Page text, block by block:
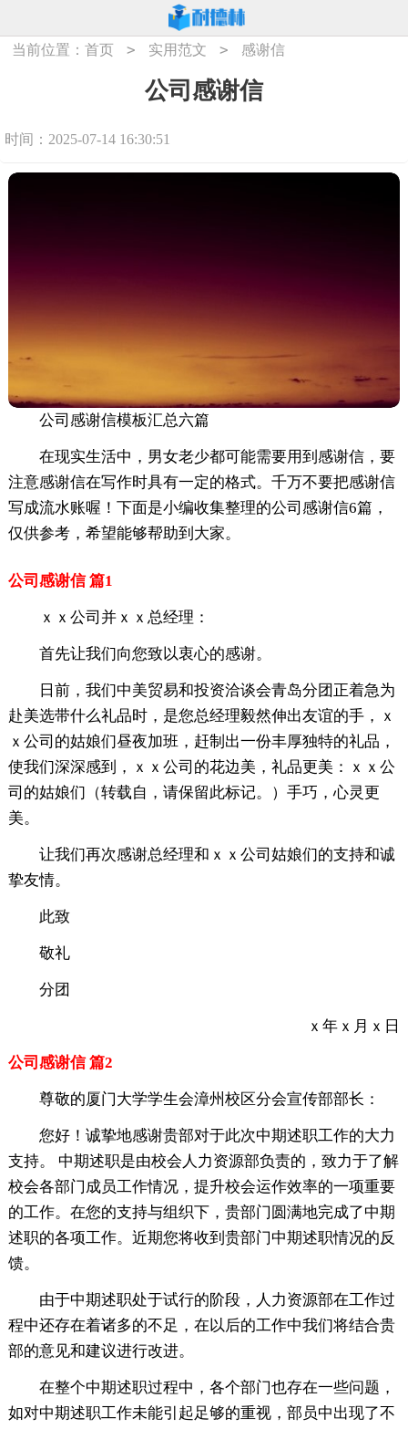
当前位置：首页 > 实用范文 > 感谢信
公司感谢信
时间：2025-07-14 16:30:51
公司感谢信模板汇总六篇
在现实生活中，男女老少都可能需要用到感谢信，要
注意感谢信在写作时具有一定的格式。千万不要把感谢信
写成流水账喔！下面是小编收集整理的公司感谢信6篇，
仅供参考，希望能够帮助到大家。
公司感谢信 篇1
ｘｘ公司并ｘｘ总经理：
首先让我们向您致以衷心的感谢。
日前，我们中美贸易和投资洽谈会青岛分团正着急为
赴美选带什么礼品时，是您总经理毅然伸出友谊的手，ｘ
ｘ公司的姑娘们昼夜加班，赶制出一份丰厚独特的礼品，
使我们深深感到，ｘｘ公司的花边美，礼品更美：ｘｘ公
司的姑娘们（转载自，请保留此标记。）手巧，心灵更
美。
让我们再次感谢总经理和ｘｘ公司姑娘们的支持和诚
挚友情。
此致
敬礼
分团
ｘ年ｘ月ｘ日
公司感谢信 篇2
尊敬的厦门大学学生会漳州校区分会宣传部部长：
您好！诚挚地感谢贵部对于此次中期述职工作的大力
支持。 中期述职是由校会人力资源部负责的，致力于了解
校会各部门成员工作情况，提升校会运作效率的一项重要
的工作。在您的支持与组织下，贵部门圆满地完成了中期
述职的各项工作。近期您将收到贵部门中期述职情况的反
馈。
由于中期述职处于试行的阶段，人力资源部在工作过
程中还存在着诸多的不足，在以后的工作中我们将结合贵
部的意见和建议进行改进。
在整个中期述职过程中，各个部门也存在一些问题，
如对中期述职工作未能引起足够的重视，部员中出现了不